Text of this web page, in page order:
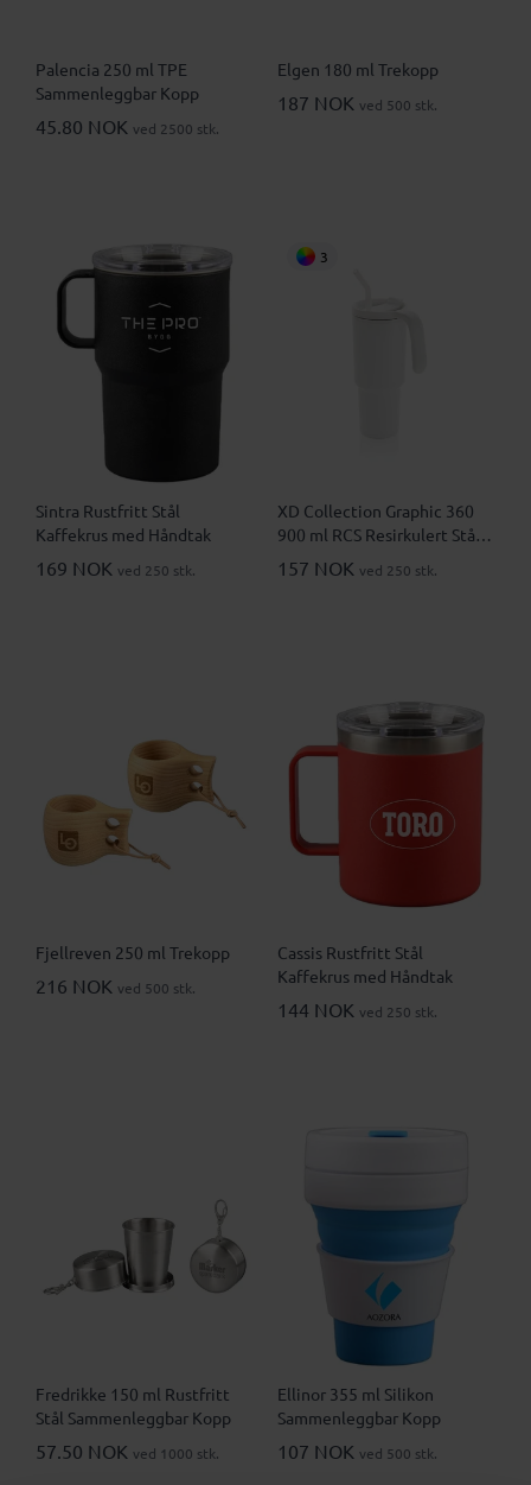
Palencia 250 ml TPE
Sammenleggbar Kopp
45.80 NOK ved 2500 stk.
Elgen 180 ml Trekopp
187 NOK ved 500 stk.
Sintra Rustfritt Stål
Kaffekrus med Håndtak
169 NOK ved 250 stk.
3
XD Collection Graphic 360
900 ml RCS Resirkulert Stål
Drikkebeger
157 NOK ved 250 stk.
Fjellreven 250 ml Trekopp
216 NOK ved 500 stk.
Cassis Rustfritt Stål
Kaffekrus med Håndtak
144 NOK ved 250 stk.
Fredrikke 150 ml Rustfritt
Stål Sammenleggbar Kopp
57.50 NOK ved 1000 stk.
Ellinor 355 ml Silikon
Sammenleggbar Kopp
107 NOK ved 500 stk.